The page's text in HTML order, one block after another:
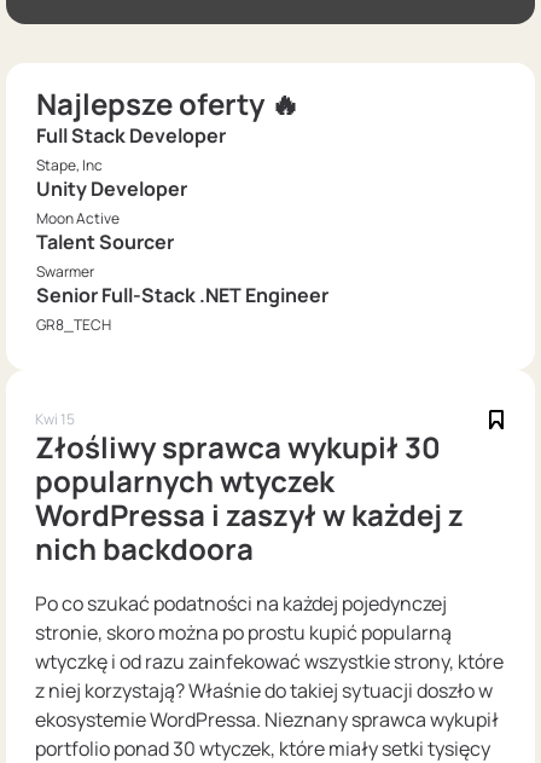
Najlepsze oferty 🔥
Full Stack Developer
Stape, Inc
Unity Developer
Moon Active
Talent Sourcer
Swarmer
Senior Full-Stack .NET Engineer
GR8_TECH
Kwi 15
Złośliwy sprawca wykupił 30
popularnych wtyczek
WordPressa i zaszył w każdej z
nich backdoora
Po co szukać podatności na każdej pojedynczej
stronie, skoro można po prostu kupić popularną
wtyczkę i od razu zainfekować wszystkie strony, które
z niej korzystają? Właśnie do takiej sytuacji doszło w
ekosystemie WordPressa. Nieznany sprawca wykupił
portfolio ponad 30 wtyczek, które miały setki tysięcy